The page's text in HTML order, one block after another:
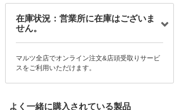
在庫状況：営業所に在庫はございま
せん。
マルツ全店でオンライン注文&店頭受取りサービ
スをご利用いただけます。
よく一緒に購入されている製品